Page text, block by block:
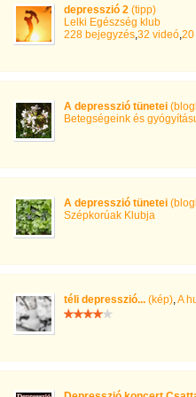
depresszió 2 (tipp)
Lelki Egészség klub
228 bejegyzés,32 videó,20
A depresszió tünetei
Betegségeink és
A depresszió tünetei
Szépkorúak Klubja
téli depresszió... (kép),A